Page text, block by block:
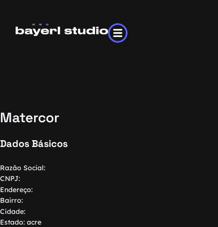
Matercor
Dados Básicos
Razão Social:
CNPJ:
Endereço:
Bairro:
Cidade:
Estado: acre